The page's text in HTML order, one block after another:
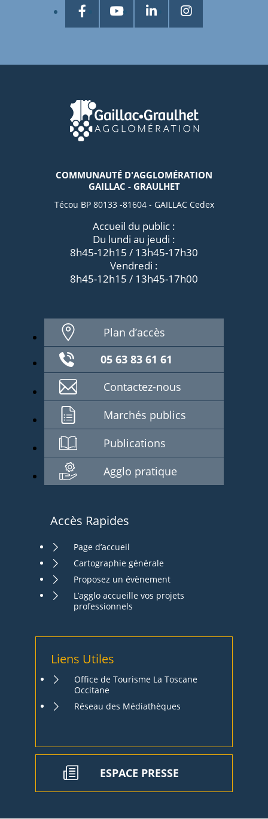
COMMUNAUTÉ D'AGGLOMÉRATION
GAILLAC - GRAULHET
Técou BP 80133 -81604 - GAILLAC Cedex
Accueil du public :
Du lundi au jeudi :
8h45-12h15 / 13h45-17h30
Vendredi :
8h45-12h15 / 13h45-17h00
Plan d’accès
05 63 83 61 61
Contactez-nous
Marchés publics
Publications
Agglo pratique
Accès Rapides
Page d’accueil
Cartographie générale
Proposez un évènement
L’agglo accueille vos projets
professionnels
Liens Utiles
Office de Tourisme La Toscane
Occitane
Réseau des Médiathèques
ESPACE PRESSE